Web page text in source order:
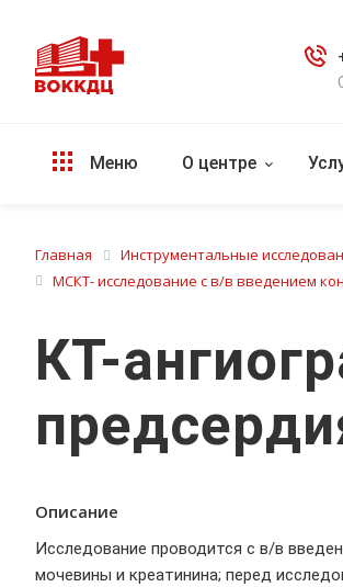
Меню О центре
Главная Инструментальные
МСКТ- исследование с в/в введением
КТ-
Описание
Исследование проводится с в/в
мочевины и креатинина; перед